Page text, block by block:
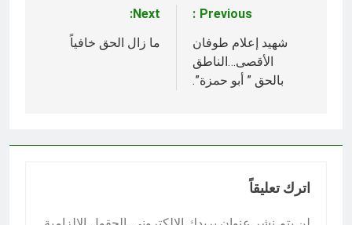
المقالات
Previous:
شهيد إعلام طوفان
الأقصى…الناطق
بالحق ” أبو حمزة”.
Next:
ما زال الحق خافياً
اترك تعليقاً